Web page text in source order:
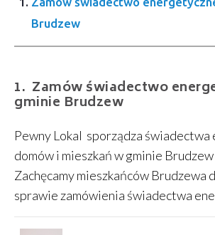
Brudzew
Zamów świadectwo
gminie Brudzew
Pewny Lokal sporządza
domów i mieszkań w gminie
Zachęcamy mieszkańców Brudzewa
sprawie zamówienia świadectwa